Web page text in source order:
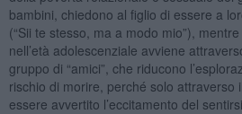
bambini, chiedono al figlio di essere a
(“Sii te stesso, ma a modo mio”),
nell’età adolescenziale avviene
gruppo di “amici”, che riducono
rischio di morire, perché solo attraverso
essere avvertito l’eccitamento del